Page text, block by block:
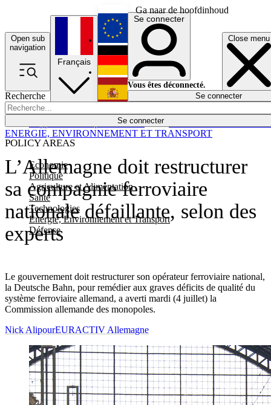
Ga naar de hoofdinhoud
Open sub
navigation
Close menu
Recherche
Se connecter
POLICY AREAS
Economie
Politique
Agriculture et Alimentation
Santé
Technologies
Energie, Environnement et Transport
Défense
Économie
Français
English
Deutsch
Español
Se connecter
Vous êtes déconnecté.
Se connecter
L’Allemagne doit restructurer
sa compagnie ferroviaire
nationale défaillante, selon des
experts
Le gouvernement doit restructurer son opérateur ferroviaire national,
la Deutsche Bahn, pour remédier aux graves déficits de qualité du
système ferroviaire allemand, a averti mardi (4 juillet) la
Commission allemande des monopoles.
ENERGIE, ENVIRONNEMENT ET TRANSPORT
Nick AlipourEURACTIV Allemagne